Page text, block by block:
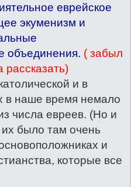
еврейское
экуменизм и
объединения. ( забыл
рассказать)
и в
в наше время немало
числа евреев. (Но и
было там очень
и
которые все